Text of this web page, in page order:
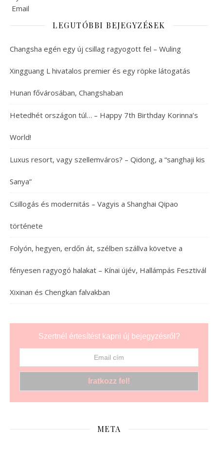
LEGUTÓBBI BEJEGYZÉSEK
Changsha egén egy új csillag ragyogott fel – Wuling
Xingguang L hivatalos premier és egy röpke látogatás
Hunan fővárosában, Changshaban
Hetedhét országon túl… – Happy 7th Birthday Korinna’s
World!
Luxus resort, vagy szellemváros? – Qidong, a “sanghaji kis
Sanya”
Csillogás és modernitás – Vagyis a Shanghai Qipao
története
Folyón, hegyen, erdőn át, szélben szállva követve a
fényesen ragyogó halakat – Kínai újév, Hallámpás Fesztivál
Xixinan és Chengkan falvakban
Szertnél értesítést kapni új bejegyzésről?
META